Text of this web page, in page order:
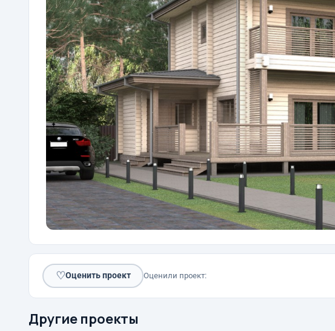
♡Оценить проект Оценили проект:
Другие проекты